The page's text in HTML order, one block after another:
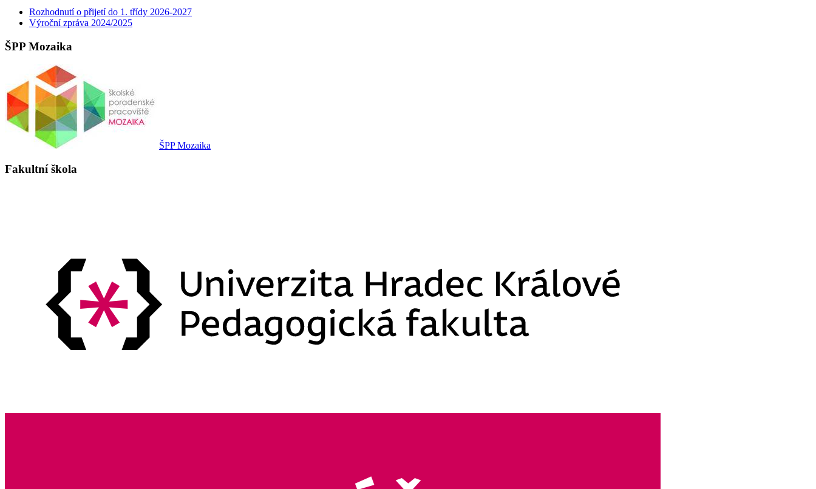
Rozhodnutí o přijetí do 1. třídy 2026-2027
Výroční zpráva 2024/2025
ŠPP Mozaika
ŠPP Mozaika
Fakultní škola